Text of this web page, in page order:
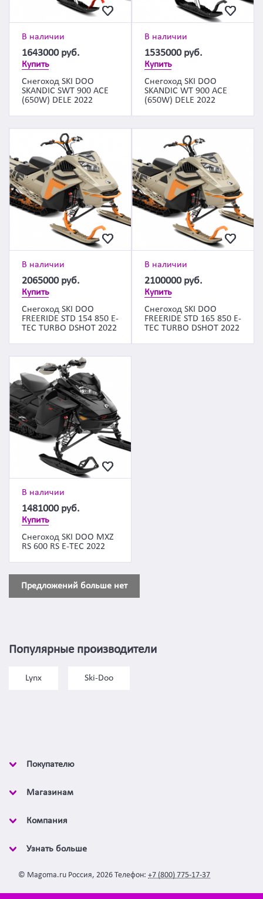
В наличии
1643000 руб.
Купить
Снегоход SKI DOO
SKANDIC SWT 900 ACE
(650W) DELE 2022
В наличии
1535000 руб.
Купить
Снегоход SKI DOO
SKANDIC WT 900 ACE
(650W) DELE 2022
В наличии
2065000 руб.
Купить
Снегоход SKI DOO
FREERIDE STD 154 850 E-
TEC TURBO DSHOT 2022
В наличии
2100000 руб.
Купить
Снегоход SKI DOO
FREERIDE STD 165 850 E-
TEC TURBO DSHOT 2022
В наличии
1481000 руб.
Купить
Снегоход SKI DOO MXZ
RS 600 RS E-TEC 2022
Предложений больше нет
Популярные производители
Lynx Ski-Doo
Покупателю
Магазинам
Компания
Узнать больше
© Magoma.ru Россия, 2026 Телефон: +7 (800) 775-17-37